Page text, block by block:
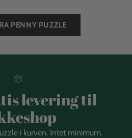
PENNY PUZZLE
levering til
i kurven. Intet minimum.